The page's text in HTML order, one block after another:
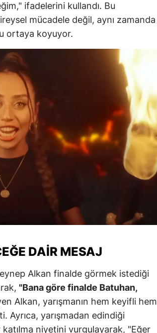
ifadelerini kullandı. Bu
mücadele değil, aynı zamanda
ortaya koyuyor.
DAIR MESAJ
Alkan finalde görmek istediği
"Bana göre finalde Batuhan,
Alkan, yarışmanın hem keyifli hem
Ayrıca, yarışmadan edindiği
katılma niyetini vurgulayarak, "Eğer